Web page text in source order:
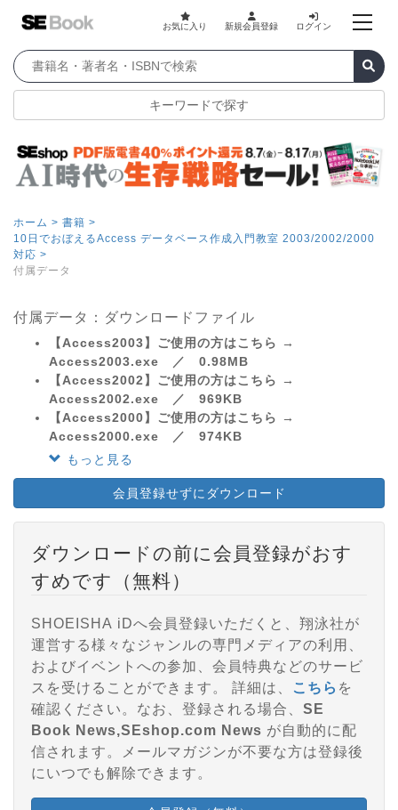
お気に入り 新規会員登録 ログイン
キーワードで探す
ホーム > 書籍 >
10日でおぼえるAccess データベース作成入門教室 2003/2002/2000
対応 >
付属データ
付属データ：ダウンロードファイル
【Access2003】ご使用の方はこちら →
Access2003.exe ／ 0.98MB
【Access2002】ご使用の方はこちら →
Access2002.exe ／ 969KB
【Access2000】ご使用の方はこちら →
Access2000.exe ／ 974KB
もっと見る
会員登録せずにダウンロード
ダウンロードの前に会員登録がおす
すめです（無料）
SHOEISHA iDへ会員登録いただくと、翔泳社が
運営する様々なジャンルの専門メディアの利用、
およびイベントへの参加、会員特典などのサービ
スを受けることができます。 詳細は、
こちら を
確認ください。なお、登録される場合、 SE
Book News,SEshop.com News が自動的に配
信されます。メールマガジンが不要な方は登録後
にいつでも解除できます。